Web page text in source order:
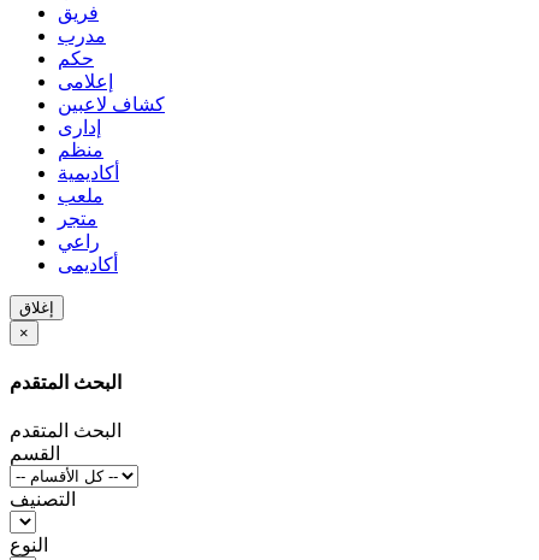
فريق
مدرب
حكم
إعلامى
كشاف لاعبين
إدارى
منظم
أكاديمية
ملعب
متجر
راعي
أكاديمى
إغلاق
×
البحث المتقدم
البحث المتقدم
القسم
التصنيف
النوع